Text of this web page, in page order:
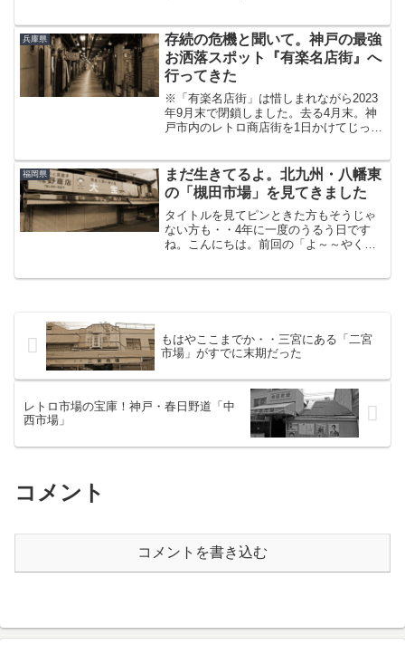
で、有名でありながら未紹介となってい
た場所がひとつだけあった...
兵庫県
存続の危機と聞いて。神戸の最強
お洒落スポット『有楽名店街』へ
行ってきた
※「有楽名店街」は惜しまれながら2023
年9月末で閉鎖しました。去る4月末。神
戸市内のレトロ商店街を1日かけてじっく
1dayチケット」を握りしめ、手始めに阪
神元町駅で下...
福岡県
まだ生きてるよ。北九州・八幡東
の「槻田市場」を見てきました
タイトルを見てピンときた方もそうじゃ
ない方も・・4年に一度のうるう日です
ね。こんにちは。前回の「よ～～やく福
もはやここまでか・・三宮にある「二宮
市場」がすでに末期だった
レトロ市場の宝庫！神戸・春日野道「中
西市場」
コメント
コメントを書き込む